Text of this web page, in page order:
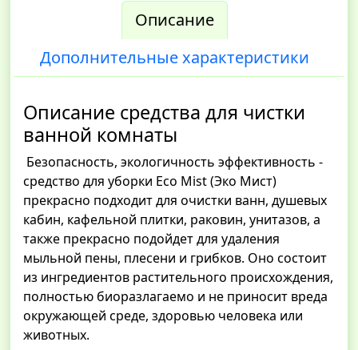
Описание
Дополнительные характеристики
Описание средства для чистки
ванной комнаты
Безопасность, экологичность эффективность -
средство для уборки Eco Mist (Эко Мист)
прекрасно подходит для очистки ванн, душевых
кабин, кафельной плитки, раковин, унитазов, а
также прекрасно подойдет для удаления
мыльной пены, плесени и грибков. Оно состоит
из ингредиентов растительного происхождения,
полностью биоразлагаемо и не приносит вреда
окружающей среде, здоровью человека или
животных.